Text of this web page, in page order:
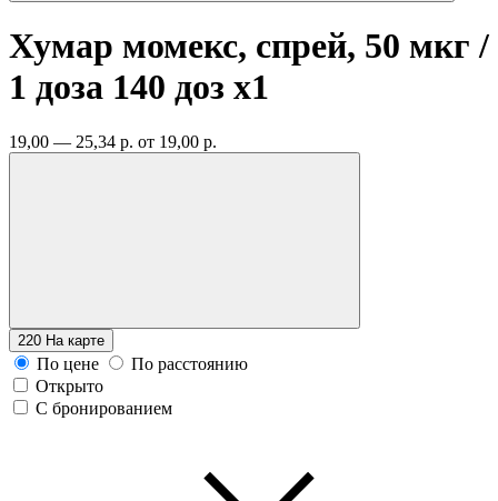
Хумар момекс, спрей, 50 мкг /
1 доза 140 доз x1
19,00 — 25,34 р. от 19,00 р.
220 На карте
По цене
По расстоянию
Открыто
С бронированием